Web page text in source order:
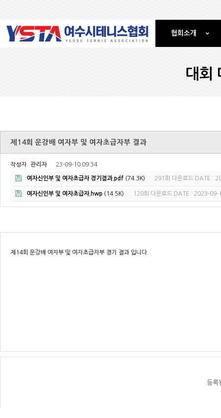
협회소개
대회
제14회 운강배 여자부 및 여자초급자부 결과
작성자 관리자 23-09-10 09:34
여자신인부 및 여자초급자 경기결과.pdf (74.3K) 291회 다운로드 DATE :
여자신인부 및 여자초급자.hwp (14.5K) 120회 다운로드 DATE : 2023-09-
제14회 운강배 여자부 및 여자초급자부 경기 결과 입니다.
등록